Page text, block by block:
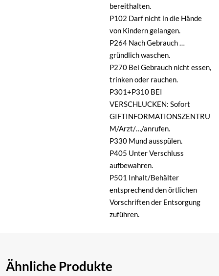
bereithalten.
P102 Darf nicht in die Hände
von Kindern gelangen.
P264 Nach Gebrauch …
gründlich waschen.
P270 Bei Gebrauch nicht essen,
trinken oder rauchen.
P301+P310 BEI
VERSCHLUCKEN: Sofort
GIFTINFORMATIONSZENTRU
M/Arzt/…/anrufen.
P330 Mund ausspülen.
P405 Unter Verschluss
aufbewahren.
P501 Inhalt/Behälter
entsprechend den örtlichen
Vorschriften der Entsorgung
zuführen.
Ähnliche Produkte